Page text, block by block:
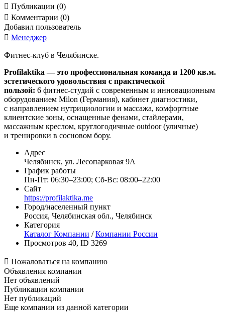
 Публикации (0)
 Комментарии (0)
Добавил пользователь
 Менеджер
Фитнес-клуб в Челябинске.
Profilaktika — это профессиональная команда и 1200 кв.м.
эстетического удовольствия с практической
пользой: 6 фитнес-студий с современным и инновационным
оборудованием Milon (Германия), кабинет диагностики,
с направлением нутрициологии и массажа, комфортные
клиентские зоны, оснащенные фенами, стайлерами,
массажным креслом, круглогодичные outdoor (уличные)
и тренировки в сосновом бору.
Адрес
Челябинск, ул. Лесопарковая 9А
График работы
Пн-Пт: 06:30–23:00; Сб-Вс: 08:00–22:00
Сайт
https://profilaktika.me
Город/населенный пункт
Россия, Челябинская обл., Челябинск
Категория
Каталог Компании /Компании России
Просмотров 40, ID 3269
 Пожаловаться на компанию
Объявления компании
Нет объявлений
Публикации компании
Нет публикаций
Еще компании из данной категории